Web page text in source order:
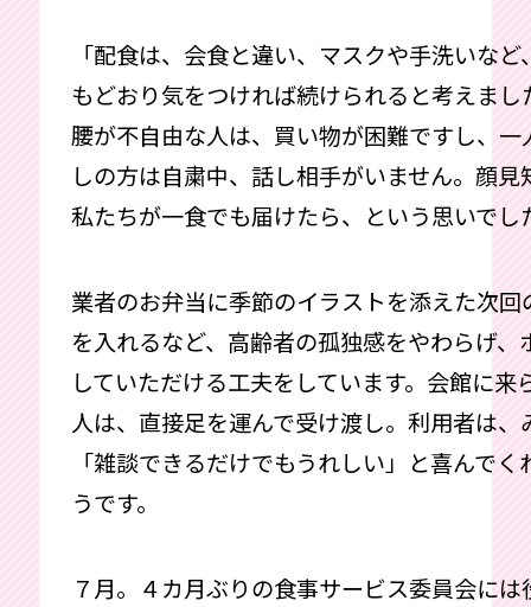
「配食は、会食と違い、マスクや手洗いなど
もどおり気をつければ続けられると考えまし
腰が不自由な人は、買い物が困難ですし、一
しの方は自粛中、話し相手がいません。顔見
私たちが一食でも届けたら、という思いでし
業者のお弁当に季節のイラストを添えた次回
を入れるなど、高齢者の孤独感をやわらげ、
していただける工夫をしています。会館に来
人は、直接足を運んで受け渡し。利用者は、
「雑談できるだけでもうれしい」と喜んでく
うです。
７月。４カ月ぶりの食事サービス委員会には